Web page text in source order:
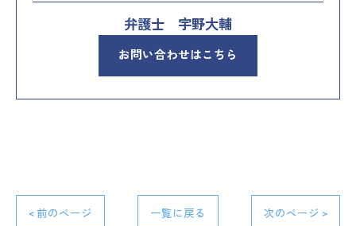
弁護士 宇野大輔
お問い合わせはこちら
< 前のページ 一覧に戻る 次のページ >